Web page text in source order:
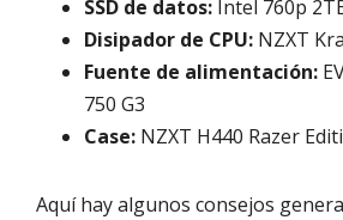
SSD de datos: Intel 760p
Disipador de CPU: NZXT
Fuente de alimentación:
750 G3
Case: NZXT H440 Razer
Aquí hay algunos consejos